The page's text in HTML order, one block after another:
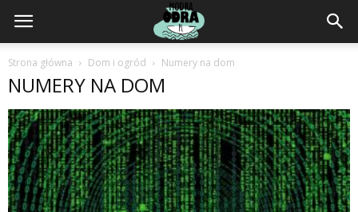
ModraOdra.pl
Strona główna Dom i ogród Numery na dom
NUMERY NA DOM